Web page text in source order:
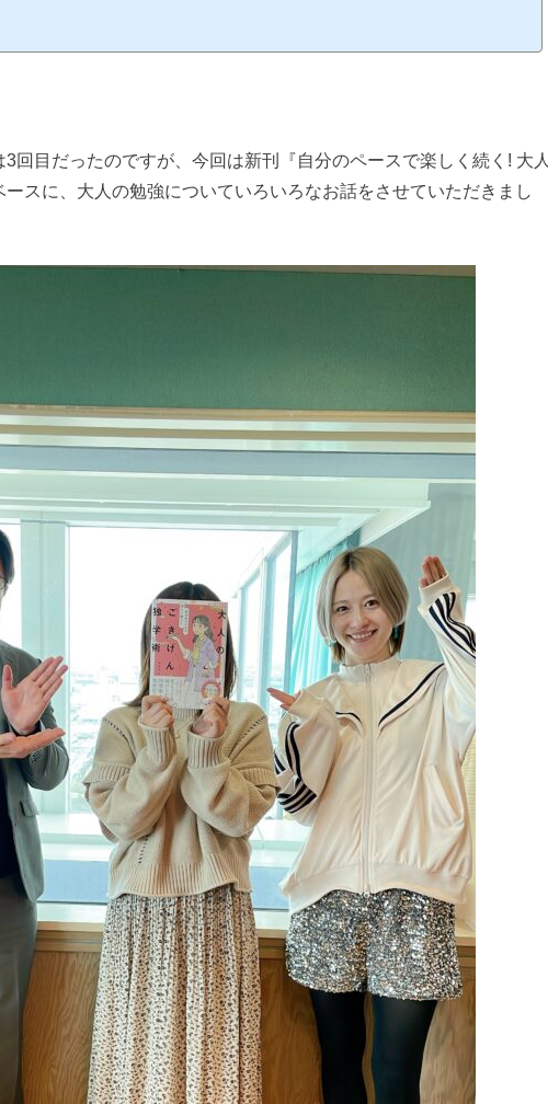
回目だったのですが、今回は新刊『自分のペースで楽しく続く! 大人
スに、大人の勉強についていろいろなお話をさせていただきまし